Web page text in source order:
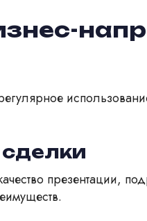
презентации,